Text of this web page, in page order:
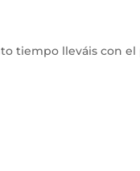
tiempo lleváis con